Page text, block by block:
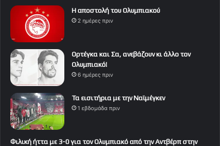
Η αποστολή του Ολυμπιακού
2 ημέρες πριν
Ορτέγκα και Σα, ανεβάζουν κι άλλο τον
Ολυμπιακό!
6 ημέρες πριν
Τα εισιτήρια με την Ναϊμέγκεν
1 εβδομάδα πριν
Φιλική ήττα με 3-0 για τον Ολυμπιακό από την Αντβέρπ στην